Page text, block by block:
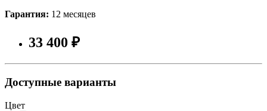
Гарантия: 12 месяцев
33 400 ₽
Доступные варианты
Цвет